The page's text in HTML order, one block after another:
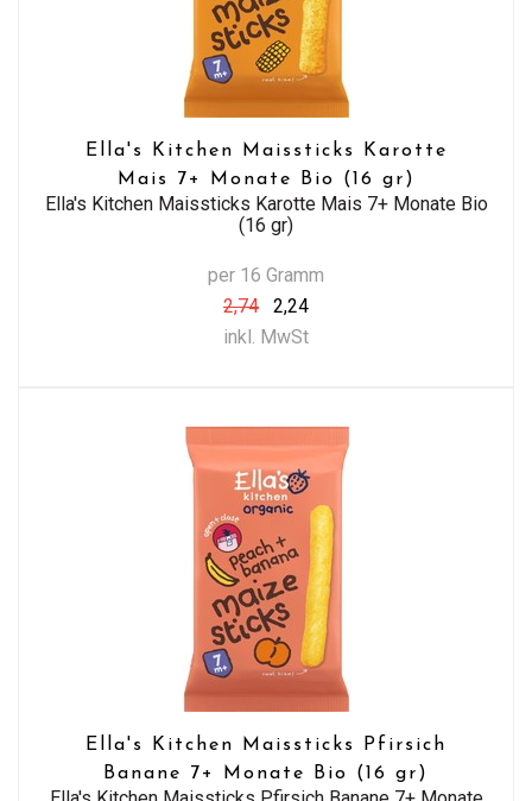
Ella's Kitchen Maissticks Karotte
Mais 7+ Monate Bio (16 gr)
Ella's Kitchen Maissticks Karotte Mais 7+ Monate Bio
(16 gr)
per 16 Gramm
2,74
2,24
inkl. MwSt
Ella's Kitchen Maissticks Pfirsich
Banane 7+ Monate Bio (16 gr)